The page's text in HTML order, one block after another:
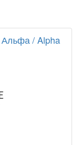
Альфа / Alpha